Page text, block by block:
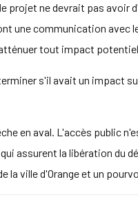
ne devrait pas avoir
une communication avec
tout impact
s'il avait un impact
en aval. L'accès public
assurent la libération du
la ville d'Orange et un